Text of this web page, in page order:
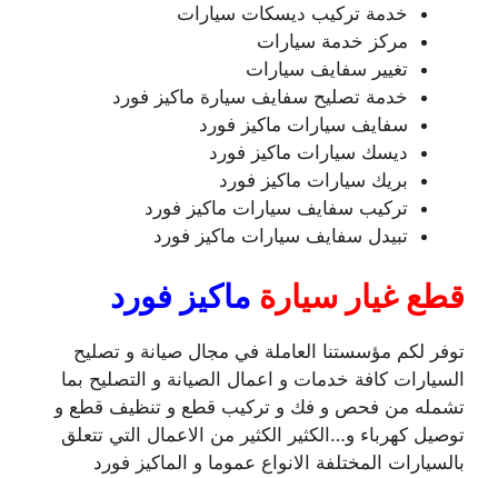
خدمة تركيب ديسكات سيارات
مركز خدمة سيارات
تغيير سفايف سيارات
خدمة تصليح سفايف سيارة ماكيز فورد
سفايف سيارات ماكيز فورد
ديسك سيارات ماكيز فورد
بريك سيارات ماكيز فورد
تركيب سفايف سيارات ماكيز فورد
تبيدل سفايف سيارات ماكيز فورد
قطع غيار سيارة ماكيز فورد
توفر لكم مؤسستنا العاملة في مجال صيانة و تصليح
السيارات كافة خدمات و اعمال الصيانة و التصليح بما
تشمله من فحص و فك و تركيب قطع و تنظيف قطع و
توصيل كهرباء و…الكثير الكثير من الاعمال التي تتعلق
بالسيارات المختلفة الانواع عموما و الماكيز فورد